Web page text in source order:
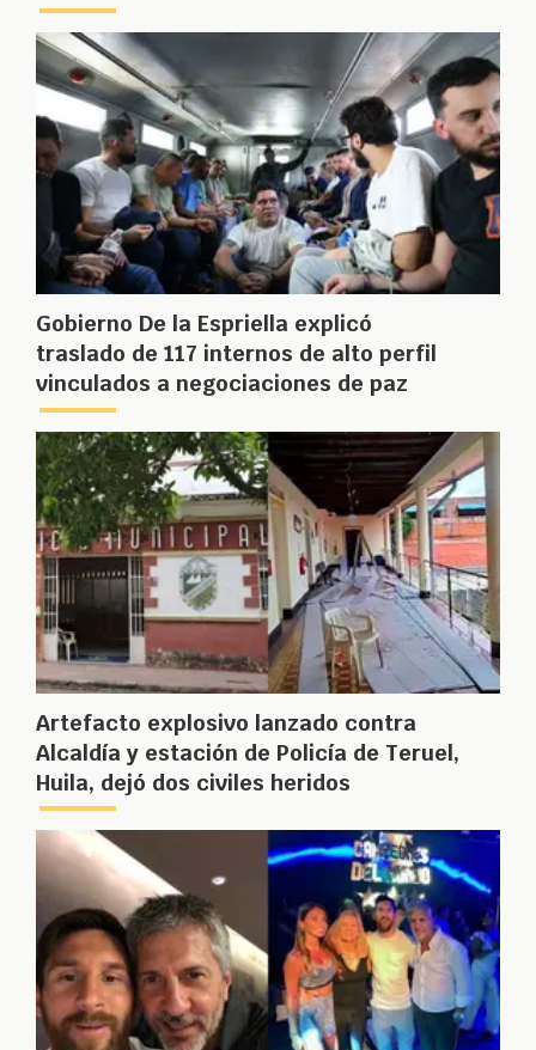
Gobierno De la Espriella explicó
traslado de 117 internos de alto perfil
vinculados a negociaciones de paz
Artefacto explosivo lanzado contra
Alcaldía y estación de Policía de Teruel,
Huila, dejó dos civiles heridos